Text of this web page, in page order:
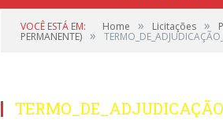
VOCÊ ESTÁ EM: Home » Licitações »
PERMANENTE) »